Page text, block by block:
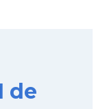
de